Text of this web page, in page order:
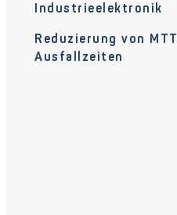
Industrieelektronik
Reduzierung von
Ausfallzeiten